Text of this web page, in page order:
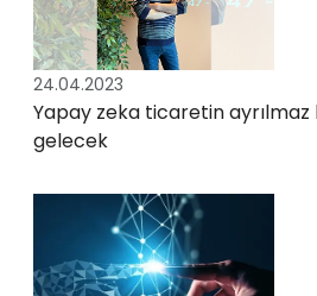
24.04.2023
Yapay zeka ticaretin ayrılmaz
gelecek